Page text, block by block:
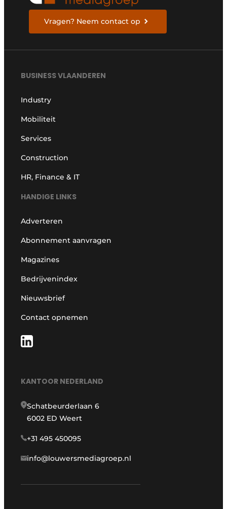
Vragen? Neem contact op
BUSINESS VLAANDEREN
Industry
Mobiliteit
Services
Construction
HR, Finance & IT
HANDIGE LINKS
Adverteren
Abonnement aanvragen
Magazines
Bedrijvenindex
Nieuwsbrief
Contact opnemen
KANTOOR NEDERLAND
Schatbeurderlaan 6
6002 ED Weert
+31 495 450095
info@louwersmediagroep.nl